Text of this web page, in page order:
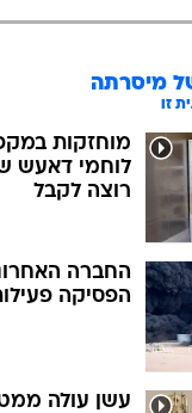
מיסרתה
זו
מוחזקות
לוחמי דאעש
רוצה לקבל
החברה
הפסיקה
עשן עולה